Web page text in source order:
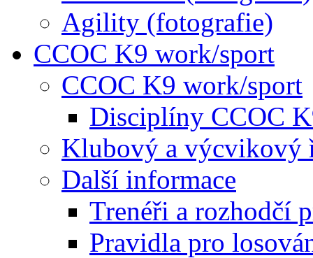
Agility (fotografie)
CCOC K9 work/sport
CCOC K9 work/sport
Disciplíny CCOC
Klubový a výcvikový
Další informace
Trenéři a rozhodčí
Pravidla pro